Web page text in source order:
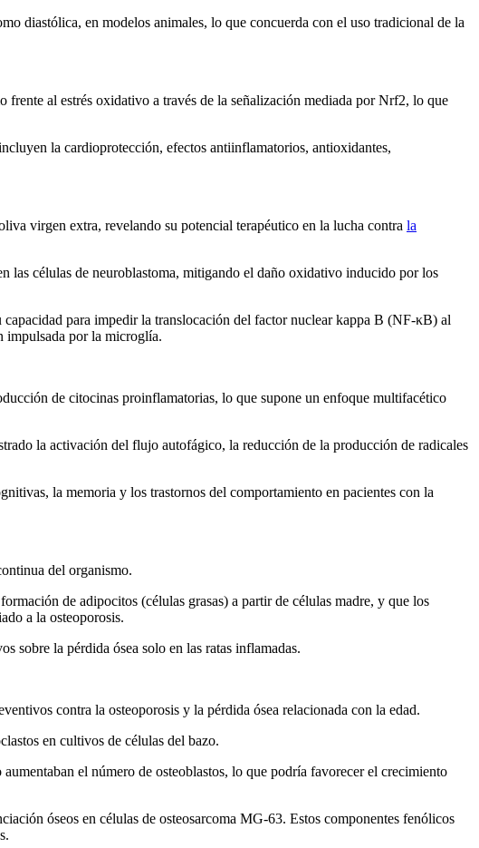
diastólica, en modelos animales, lo que concuerda con el uso tradicional de la
al estrés oxidativo a través de la señalización mediada por Nrf2, lo que
la car­dio­pro­tección, efectos antiinflamatorios, antioxidantes,
virgen extra, revelando su potencial terapéutico en la lucha contra la
las células de neuroblastoma, mitigando el daño oxidativo inducido por los
para impedir la translocación del factor nuclear kappa B (NF-κB) al
impulsada por la microglía.
de citocinas proinflamatorias, lo que supone un enfoque multifacético
la activación del flujo autofágico, la reducción de la producción de radicales
la memoria y los trastornos del comportamiento en pacientes con la
del organismo.
de adipocitos (células grasas) a partir de células madre, y que los
a la osteoporosis.
sobre la pérdida ósea solo en las ratas inflamadas.
contra la osteoporosis y la pérdida ósea relacionada con la edad.
en cultivos de células del bazo.
el número de osteoblastos, lo que podría favorecer el crecimiento
óseos en células de osteosarcoma MG-63. Estos componentes fenólicos